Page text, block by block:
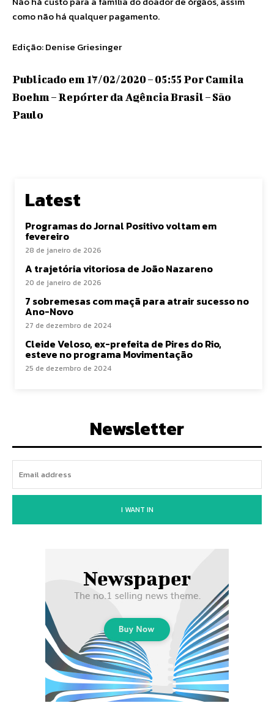
como não há qualquer pagamento.
Edição: Denise Griesinger
Publicado em 17/02/2020 – 05:55 Por Camila
Boehm – Repórter da Agência Brasil – São
Paulo
Latest
Programas do Jornal Positivo voltam em
fevereiro
28 de janeiro de 2026
A trajetória vitoriosa de João Nazareno
20 de janeiro de 2026
7 sobremesas com maçã para atrair sucesso no
Ano-Novo
27 de dezembro de 2024
Cleide Veloso, ex-prefeita de Pires do Rio,
esteve no programa Movimentação
25 de dezembro de 2024
Newsletter
I WANT IN